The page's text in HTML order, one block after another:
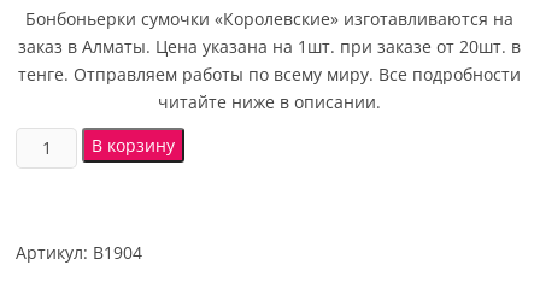
Бонбоньерки сумочки «Королевские» изготавливаются на
заказ в Алматы. Цена указана на 1шт. при заказе от 20шт. в
тенге. Отправляем работы по всему миру. Все подробности
читайте ниже в описании.
В корзину
Артикул: B1904